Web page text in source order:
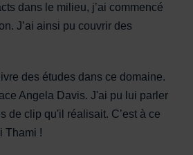
dans le milieu, j’ai commencé
J’ai ainsi pu couvrir des
des études dans ce domaine.
Angela Davis. J'ai pu lui parler
de clip qu'il réalisait. C’est à ce
Thami !